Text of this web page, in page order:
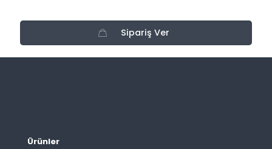
Sipariş Ver
Ürünler